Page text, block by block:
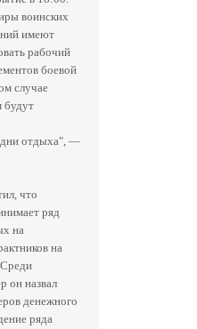
воинских
имеют
рабочий
боевой
случае
будут
дни отдыха", —
что
ряд
на
на
он назвал
денежного
ряда